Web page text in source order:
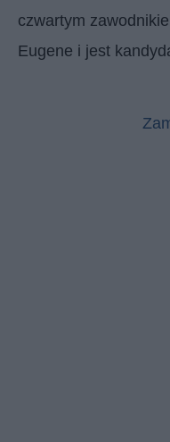
czwartym
Eugene i jest